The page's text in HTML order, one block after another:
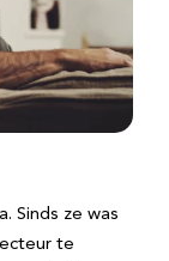
Sinds ze was
te